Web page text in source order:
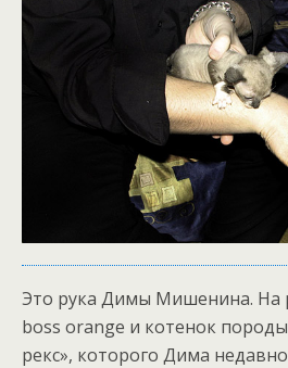
Это рука Димы Мишенина. На
boss orange и котенок
рекс», которого Дима